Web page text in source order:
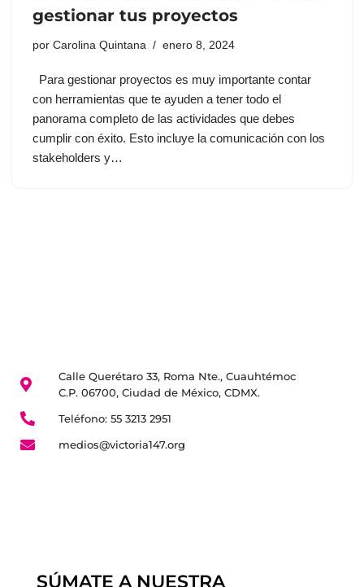
gestionar tus proyectos
por Carolina Quintana enero 8, 2024
Para gestionar proyectos es muy importante contar
con herramientas que te ayuden a tener todo el
panorama completo de las actividades que debes
cumplir con éxito. Esto incluye la comunicación con los
stakeholders y…
Calle Querétaro 33, Roma Nte., Cuauhtémoc
C.P. 06700, Ciudad de México, CDMX.
Teléfono: 55 3213 2951
medios@victoria147.org
SÚMATE A NUESTRA